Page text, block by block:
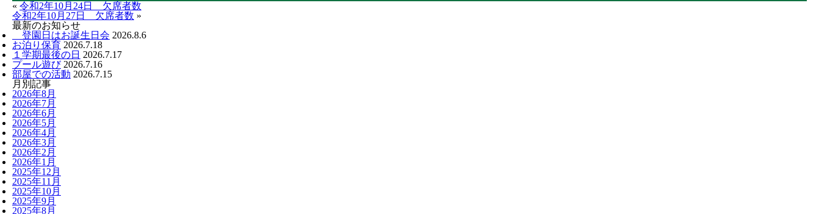
« 令和2年10月24日 欠席者数
令和2年10月27日 欠席者数 »
最新のお知らせ
登園日はお誕生日会 2026.8.6
お泊り保育 2026.7.18
１学期最後の日 2026.7.17
プール遊び 2026.7.16
部屋での活動 2026.7.15
月別記事
2026年8月
2026年7月
2026年6月
2026年5月
2026年4月
2026年3月
2026年2月
2026年1月
2025年12月
2025年11月
2025年10月
2025年9月
2025年8月